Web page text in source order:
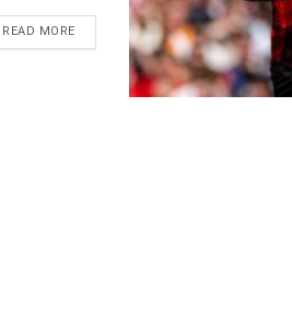
READ MORE